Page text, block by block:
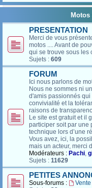
PRESENTATION
Merci de vous
motos .... Avant de
qui se trouve sous les
Sujets : 609
FORUM
Ici nous parlons de
Nous ne sommes ni
d'amis passionnés
convivialité et la
raisons de
Le site est gratuit et il
participer soit par une
technique lors d’une
Vous avez, ici, la
mais un acteur, merci
Modérateurs : Pachi,
Sujets : 11629
PETITES
Sous-forums :